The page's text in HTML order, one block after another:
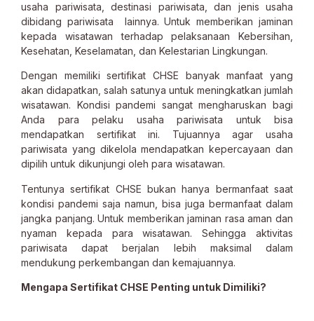
usaha pariwisata, destinasi pariwisata, dan jenis usaha
dibidang pariwisata lainnya. Untuk memberikan jaminan
kepada wisatawan terhadap pelaksanaan Kebersihan,
Kesehatan, Keselamatan, dan Kelestarian Lingkungan.
Dengan memiliki sertifikat CHSE banyak manfaat yang
akan didapatkan, salah satunya untuk meningkatkan jumlah
wisatawan. Kondisi pandemi sangat mengharuskan bagi
Anda para pelaku usaha pariwisata untuk bisa
mendapatkan sertifikat ini. Tujuannya agar usaha
pariwisata yang dikelola mendapatkan kepercayaan dan
dipilih untuk dikunjungi oleh para wisatawan.
Tentunya sertifikat CHSE bukan hanya bermanfaat saat
kondisi pandemi saja namun, bisa juga bermanfaat dalam
jangka panjang. Untuk memberikan jaminan rasa aman dan
nyaman kepada para wisatawan. Sehingga aktivitas
pariwisata dapat berjalan lebih maksimal dalam
mendukung perkembangan dan kemajuannya.
Mengapa Sertifikat CHSE Penting untuk Dimiliki?